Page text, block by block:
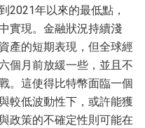
2021年以來的最低點，
實現。金融狀況持續淺
產的短期表現，但全球經
個月前放緩一些，並且不
。這使得比特幣面臨一個
較低波動性下，或許能獲
政策的不確定性則可能在